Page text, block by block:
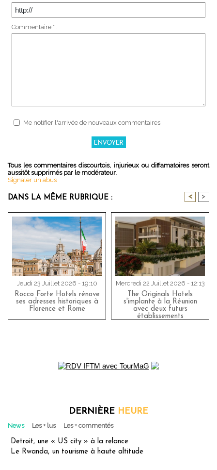
Commentaire * :
Me notifier l'arrivée de nouveaux commentaires
Tous les commentaires discourtois, injurieux ou diffamatoires seront
aussitôt supprimés par le modérateur.
Signaler un abus
DANS LA MÊME RUBRIQUE : < >
Jeudi 23 Juillet 2026 - 19:10
Rocco Forte Hotels rénove
ses adresses historiques à
Florence et Rome
Mercredi 22 Juillet 2026 - 12:13
The Originals Hotels
s'implante à la Réunion
avec deux futurs
établissements
DERNIÈRE HEURE
News Les + lus Les + commentés
Detroit, une « US city » à la relance
Le Rwanda, un tourisme à haute altitude